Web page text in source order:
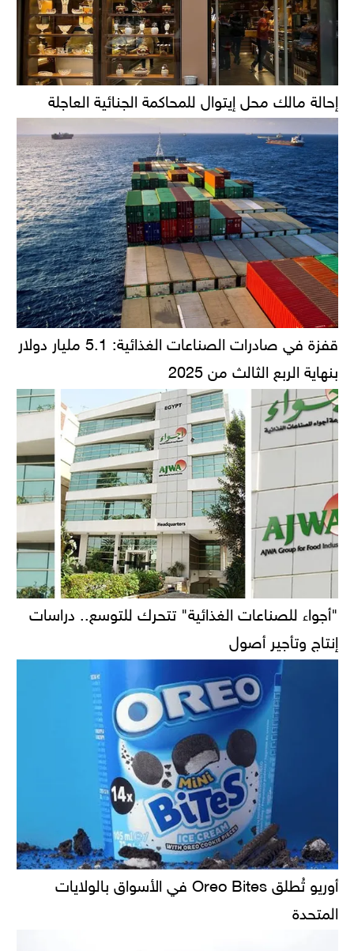
إحالة مالك محل إيتوال للمحاكمة الجنائية العاجلة
قفزة في صادرات الصناعات الغذائية: 5.1 مليار دولار
بنهاية الربع الثالث من 2025
"أجواء للصناعات الغذائية" تتحرك للتوسع.. دراسات
إنتاج وتأجير أصول
أوريو تُطلق Oreo Bites في الأسواق بالولايات
المتحدة